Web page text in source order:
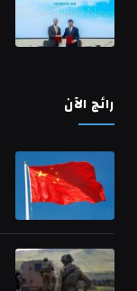
رائج الآن